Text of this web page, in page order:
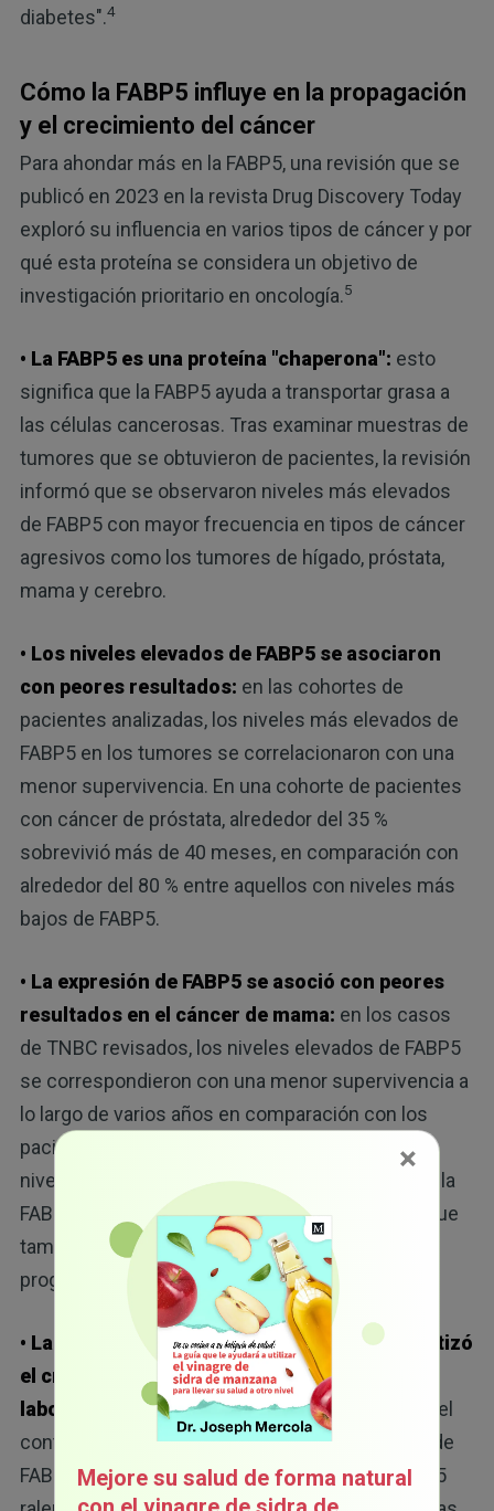
diabetes".4
Cómo la FABP5 influye en la propagación
y el crecimiento del cáncer
Para ahondar más en la FABP5, una revisión que se
publicó en 2023 en la revista Drug Discovery Today
exploró su influencia en varios tipos de cáncer y por
qué esta proteína se considera un objetivo de
investigación prioritario en oncología.5
• La FABP5 es una proteína "chaperona": esto
significa que la FABP5 ayuda a transportar grasa a
las células cancerosas. Tras examinar muestras de
tumores que se obtuvieron de pacientes, la revisión
informó que se observaron niveles más elevados
de FABP5 con mayor frecuencia en tipos de cáncer
agresivos como los tumores de hígado, próstata,
mama y cerebro.
• Los niveles elevados de FABP5 se asociaron
con peores resultados: en las cohortes de
pacientes analizadas, los niveles más elevados de
FABP5 en los tumores se correlacionaron con una
menor supervivencia. En una cohorte de pacientes
con cáncer de próstata, alrededor del 35 %
sobrevivió más de 40 meses, en comparación con
alrededor del 80 % entre aquellos con niveles más
bajos de FABP5.
• La expresión de FABP5 se asoció con peores
resultados en el cáncer de mama: en los casos
de TNBC revisados, los niveles elevados de FABP5
se correspondieron con una menor supervivencia a
lo largo de varios años en comparación con los
pacientes cuyos tumores expresaron menos
niveles de FABP5. Estos hallazgos sugieren que la
FABP5 no solo podría ser un biomarcador, sino que
también podría influir de forma activa en la
progresión del cáncer.
• La reducción de la actividad de FABP5 ralentizó
el crecimiento del cáncer en estudios de
laboratorio:
la revisión destacó las mejoras en el
control del tumor cuando se redujo la actividad de
FABP5. En pruebas de laboratorio, inhibir la FABP5
×
Mejore su salud de forma natural